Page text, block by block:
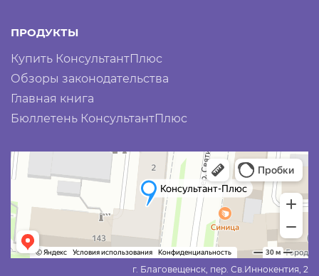
ПРОДУКТЫ
Купить КонсультантПлюс
Обзоры законодательства
Главная книга
Бюллетень КонсультантПлюс
г. Благовещенск, пер. Св.Иннокентия, 2